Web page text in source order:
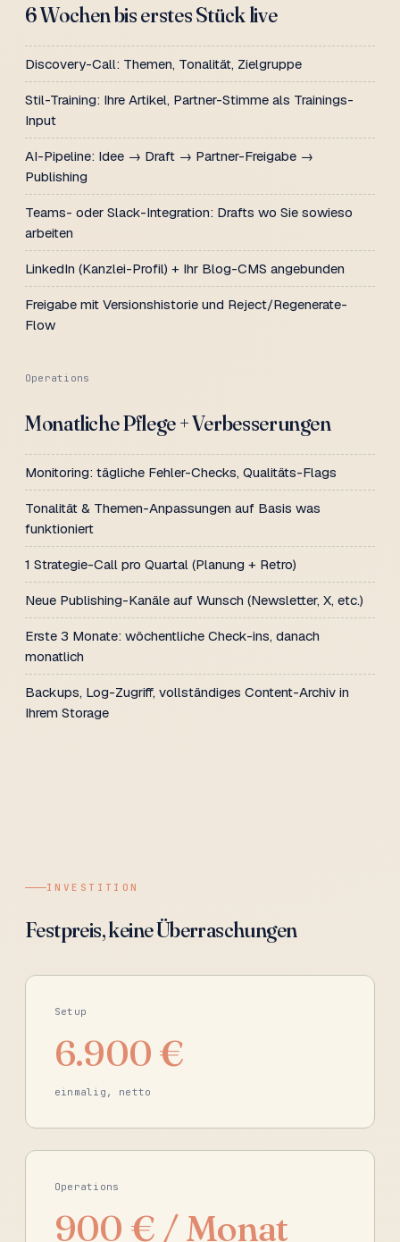
6 Wochen bis erstes Stück live
Discovery-Call: Themen, Tonalität, Zielgruppe
Stil-Training: Ihre Artikel, Partner-Stimme als Trainings-
Input
AI-Pipeline: Idee → Draft → Partner-Freigabe →
Publishing
Teams- oder Slack-Integration: Drafts wo Sie sowieso
arbeiten
LinkedIn (Kanzlei-Profil) + Ihr Blog-CMS angebunden
Freigabe mit Versionshistorie und Reject/Regenerate-
Flow
Operations
Monatliche Pflege + Verbesserungen
Monitoring: tägliche Fehler-Checks, Qualitäts-Flags
Tonalität & Themen-Anpassungen auf Basis was
funktioniert
1 Strategie-Call pro Quartal (Planung + Retro)
Neue Publishing-Kanäle auf Wunsch (Newsletter, X, etc.)
Erste 3 Monate: wöchentliche Check-ins, danach
monatlich
Backups, Log-Zugriff, vollständiges Content-Archiv in
Ihrem Storage
INVESTITION
Festpreis, keine Überraschungen
Setup
6.900 €
einmalig, netto
Operations
900 € / Monat